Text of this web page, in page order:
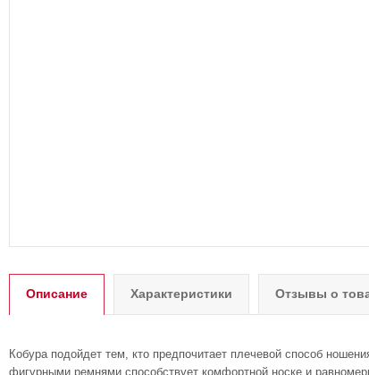
Описание Характеристики Отзывы о
Кобура подойдет тем, кто предпочитает плечевой способ
фигурными ремнями способствует комфортной носке и